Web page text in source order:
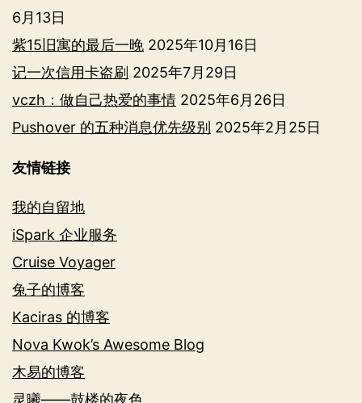
6月13日
紫15旧寓的最后一晚 2025年10月16日
记一次信用卡盗刷 2025年7月29日
vczh：做自己热爱的事情 2025年6月26日
Pushover 的五种消息优先级别 2025年2月25日
友情链接
我的自留地
iSpark 企业服务
Cruise Voyager
兔子的博客
Kaciras 的博客
Nova Kwok’s Awesome Blog
木易的博客